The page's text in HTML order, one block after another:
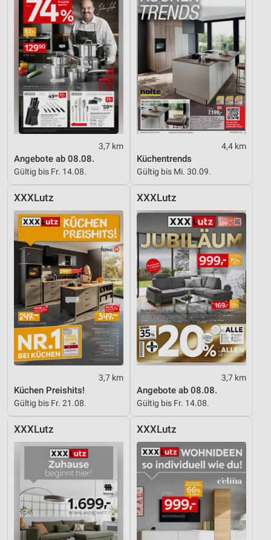
3,7 km
Angebote ab 08.08.
Gültig bis Fr. 14.08.
4,4 km
Küchentrends
Gültig bis Mi. 30.09.
XXXLutz
3,7 km
Küchen Preishits!
Gültig bis Fr. 21.08.
XXXLutz
3,7 km
Angebote ab 08.08.
Gültig bis Fr. 14.08.
XXXLutz XXXLutz
Nicht-IAB-Verarbeitungszwecke:
Notwendig
Performance
Funktional
Werbung